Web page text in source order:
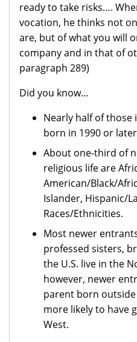
ready to take risks….
vocation, he thinks not
are, but of what you will
company and in that of
paragraph 289)
Did you know…
Nearly half of
born in 1990 or
About one-third of
religious life are
American/Black/
Islander, Hispanic/
Races/Ethnicities.
Most newer
professed sisters,
the U.S. live in the
however, newer
parent born
more likely to have
West.